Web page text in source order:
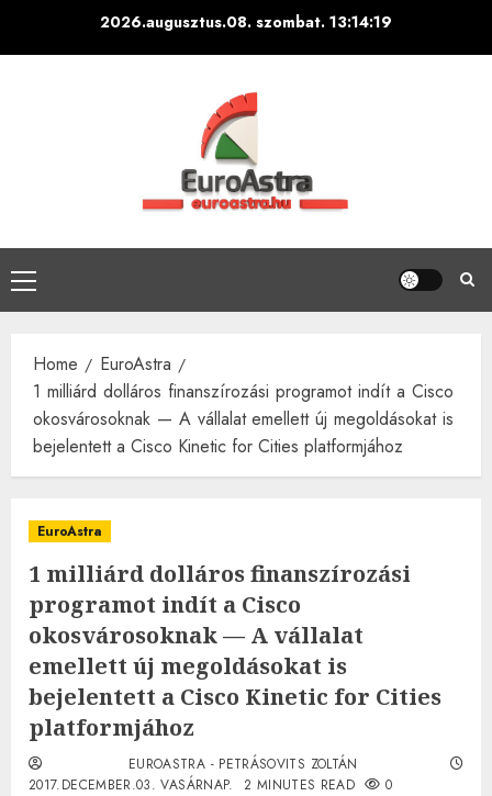
2026.augusztus.08. szombat. 13:14:20
Primary
Menu
Home
EuroAstra
1 milliárd dolláros finanszírozási programot indít a Cisco
okosvárosoknak — A vállalat emellett új megoldásokat is
bejelentett a Cisco Kinetic for Cities platformjához
EuroAstra
1 milliárd dolláros finanszírozási
programot indít a Cisco
okosvárosoknak — A vállalat
emellett új megoldásokat is
bejelentett a Cisco Kinetic for Cities
platformjához
EUROASTRA - PETRÁSOVITS ZOLTÁN
2017.DECEMBER.03. VASÁRNAP.
2 MINUTES READ 0